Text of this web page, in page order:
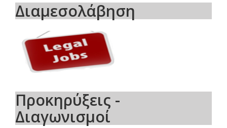
Διαμεσολάβηση
Προκηρύξεις -
Διαγωνισμοί